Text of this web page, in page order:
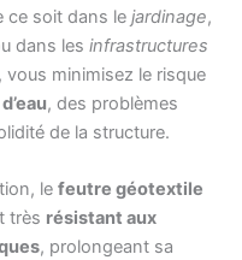
ce soit dans le jardinage,
dans les infrastructures
vous minimisez le risque
, des problèmes
de la structure.
le feutre géotextile
très résistant aux
, prolongeant sa